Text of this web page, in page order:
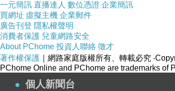
2、含有特殊成分
3、弱酸性的成分，質地溫和，賦予肌
4、細緻綿密泡沫，溫和去汙，調理
、 清潔肌膚乾淨，不過度拉扯、造成
一元簡訊 直播達人 數位憑證 企業簡訊
買網址 虛擬主機 企業郵件
廣告刊登 隱私權聲明
消費者保護 兒童網路安全
About PChome 投資人聯絡 徵才
著作權保護 ｜網路家庭版權所有、轉載必究
PChome Online and PChome are trademarks of
個人新聞台